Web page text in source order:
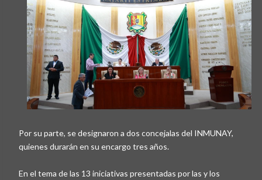
Por su parte, se designaron a dos concejalas del INMUNAY,
quienes durarán en su encargo tres años.
En el tema de las 13 iniciativas presentadas por las y los